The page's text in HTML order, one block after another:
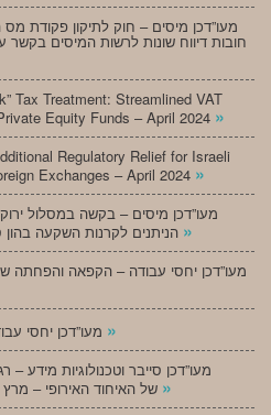
חובות דיווח שונות לרשות המיסים בקשר
Tax Treatment: Streamlined VAT
Equity Funds – April 2024 »
Regulatory Relief for Israeli
Exchanges – April 2024 »
מעו”דכן מיסים – בקשה במסלול
»
»
מעו”דכן סייבר וטכנולוגיות מידע –
»